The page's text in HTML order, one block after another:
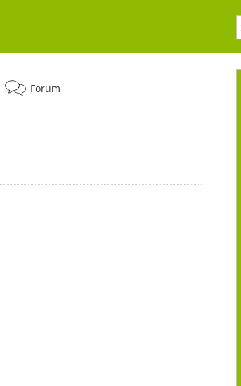
Forum